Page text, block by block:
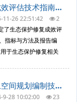
生态保护修复成效评估技术指南（试行）HJ 1272-2022
11-26 22:51:42
2
划
了生态保护修复成效评
指标与方法及报告编
于生态保护修复相关
的引用文件，仅注日
。 凡是未注日期的引
省级和区域国土空间规划编制技术规程（原国土规划编制技术规程）（征求意见稿）
9-28 10:02:00
23